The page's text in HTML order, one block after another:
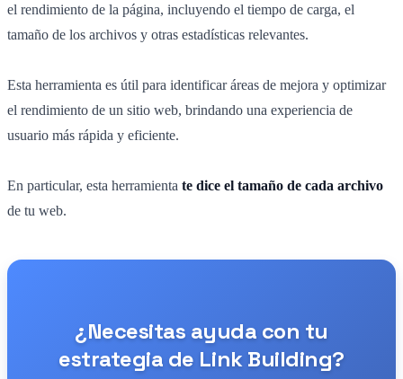
el rendimiento de la página, incluyendo el tiempo de carga, el
tamaño de los archivos y otras estadísticas relevantes.
Esta herramienta es útil para identificar áreas de mejora y optimizar
el rendimiento de un sitio web, brindando una experiencia de
usuario más rápida y eficiente.
En particular, esta herramienta te dice el tamaño de cada archivo
de tu web.
¿Necesitas ayuda con tu
estrategia de Link Building?